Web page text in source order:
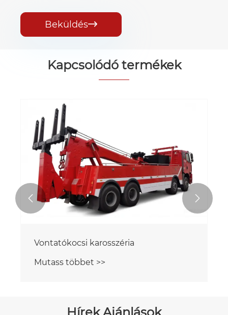
Beküldés
Kapcsolódó termékek
Vontatókocsi karosszéria
Mutass többet >>
 
Hírek Ajánlások